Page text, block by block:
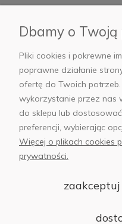
AB Foto
+48
© 2025 Wszelkie prawa
Dbamy o
Pliki cookies i pokrewne
poprawne działanie
ofertę do Twoich
wykorzystanie przez nas
do sklepu lub
preferencji, wybierając
Więcej o plikach cookies
prywatności.